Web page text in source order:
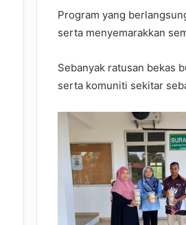
Program yang
serta menyemarakkan
Sebanyak ratusan bekas
serta komuniti sekitar